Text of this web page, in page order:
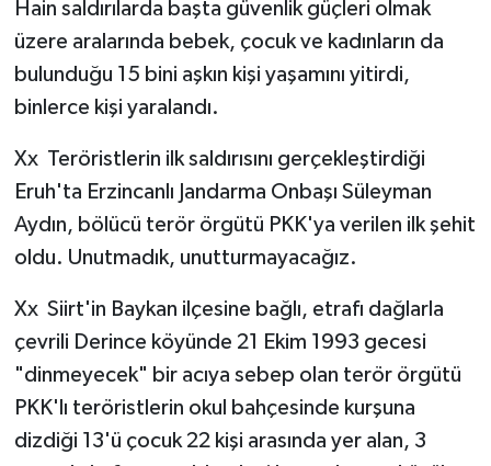
Hain saldırılarda başta güvenlik güçleri olmak
üzere aralarında bebek, çocuk ve kadınların da
bulunduğu 15 bini aşkın kişi yaşamını yitirdi,
binlerce kişi yaralandı.
Xx Teröristlerin ilk saldırısını gerçekleştirdiği
Eruh'ta Erzincanlı Jandarma Onbaşı Süleyman
Aydın, bölücü terör örgütü PKK'ya verilen ilk şehit
oldu. Unutmadık, unutturmayacağız.
Xx Siirt'in Baykan ilçesine bağlı, etrafı dağlarla
çevrili Derince köyünde 21 Ekim 1993 gecesi
"dinmeyecek" bir acıya sebep olan terör örgütü
PKK'lı teröristlerin okul bahçesinde kurşuna
dizdiği 13'ü çocuk 22 kişi arasında yer alan, 3